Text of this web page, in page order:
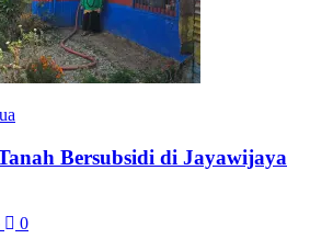
Bersubsidi di Jayawijaya
0